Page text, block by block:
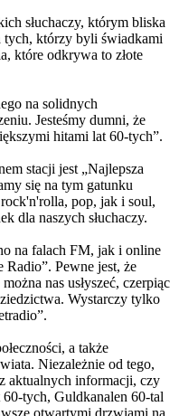
słuchaczy, którym bliska
tych, którzy byli świadkami
które odkrywa to złote
na solidnych
Jesteśmy dumni, że
hitami lat 60-tych”.
stacji jest „Najlepsza
się na tym gatunku
pop, jak i soul,
dla naszych słuchaczy.
na falach FM, jak i online
Pewne jest, że
nas usłyszeć, czerpiąc
Wystarczy tylko
a także
Niezależnie od tego,
aktualnych informacji, czy
tych, Guldkanalen 60-tal
otwartymi drzwiami na